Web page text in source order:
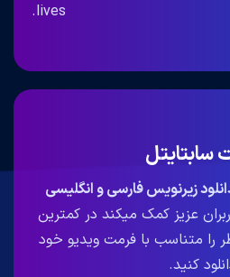
lives.
زیرنویس فارسی و انگلیسی
عزیز کمک میکند در کمترین
را متناسب با فرمت ویدیو خود
کنید.